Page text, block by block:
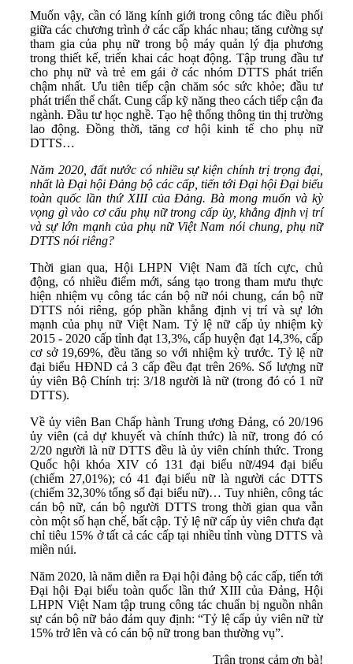
Muốn vậy, cần có lăng kính giới trong công tác điều phối
giữa các chương trình ở các cấp khác nhau; tăng cường sự
tham gia của phụ nữ trong bộ máy quản lý địa phương
trong thiết kế, triển khai các hoạt động. Tập trung đầu tư
cho phụ nữ và trẻ em gái ở các nhóm DTTS phát triển
chậm nhất. Ưu tiên tiếp cận chăm sóc sức khỏe; đầu tư
phát triển thể chất. Cung cấp kỹ năng theo cách tiếp cận đa
ngành. Đầu tư học nghề. Tạo hệ thống thông tin thị trường
lao động. Đồng thời, tăng cơ hội kinh tế cho phụ nữ
DTTS…
Năm 2020, đất nước có nhiều sự kiện chính trị trọng đại,
nhất là Đại hội Đảng bộ các cấp, tiến tới Đại hội Đại biểu
toàn quốc lần thứ XIII của Đảng. Bà mong muốn và kỳ
vọng gì vào cơ cấu phụ nữ trong cấp ủy, khẳng định vị trí
và sự lớn mạnh của phụ nữ Việt Nam nói chung, phụ nữ
DTTS nói riêng?
Thời gian qua, Hội LHPN Việt Nam đã tích cực, chủ
động, có nhiều điểm mới, sáng tạo trong tham mưu thực
hiện nhiệm vụ công tác cán bộ nữ nói chung, cán bộ nữ
DTTS nói riêng, góp phần khẳng định vị trí và sự lớn
mạnh của phụ nữ Việt Nam. Tỷ lệ nữ cấp ủy nhiệm kỳ
2015 - 2020 cấp tỉnh đạt 13,3%, cấp huyện đạt 14,3%, cấp
cơ sở 19,69%, đều tăng so với nhiệm kỳ trước. Tỷ lệ nữ
đại biểu HĐND cả 3 cấp đều đạt trên 26%. Số lượng nữ
ủy viên Bộ Chính trị: 3/18 người là nữ (trong đó có 1 nữ
DTTS).
Về ủy viên Ban Chấp hành Trung ương Đảng, có 20/196
ủy viên (cả dự khuyết và chính thức) là nữ, trong đó có
2/20 người là nữ DTTS đều là ủy viên chính thức. Trong
Quốc hội khóa XIV có 131 đại biểu nữ/494 đại biểu
(chiếm 27,01%); có 41 đại biểu nữ là người các DTTS
(chiếm 32,30% tổng số đại biểu nữ)… Tuy nhiên, công tác
cán bộ nữ, cán bộ người DTTS trong thời gian qua vẫn
còn một số hạn chế, bất cập. Tỷ lệ nữ cấp ủy viên chưa đạt
chỉ tiêu 15% ở tất cả các cấp tại nhiều tỉnh vùng DTTS và
miền núi.
Năm 2020, là năm diễn ra Đại hội đảng bộ các cấp, tiến tới
Đại hội Đại biểu toàn quốc lần thứ XIII của Đảng, Hội
LHPN Việt Nam tập trung công tác chuẩn bị nguồn nhân
sự cán bộ nữ bảo đảm quy định: “Tỷ lệ cấp ủy viên nữ từ
15% trở lên và có cán bộ nữ trong ban thường vụ”.
Trân trọng cảm ơn bà!